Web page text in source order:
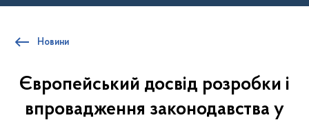
Новини
Європейський досвід розробки і
впровадження законодавства у